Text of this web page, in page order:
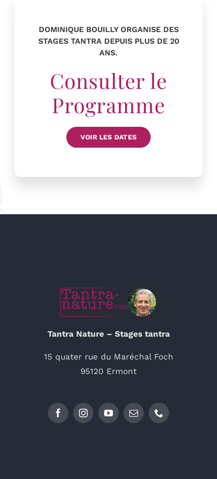
DOMINIQUE BOUILLY ORGANISE DES
STAGES TANTRA DEPUIS PLUS DE 20
ANS.
Consulter le
Programme
VOIR LES DATES
Tantra Nature – Stages tantra
15 quater rue du Maréchal Foch
95120 Ermont